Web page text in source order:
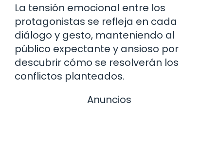
La tensión emocional entre los
protagonistas se refleja en cada
diálogo y gesto, manteniendo al
público expectante y ansioso por
descubrir cómo se resolverán los
conflictos planteados.
Anuncios